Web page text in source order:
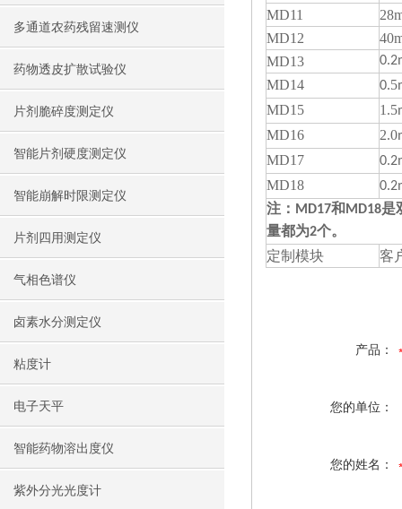
多通道农药残留速测仪
药物透皮扩散试验仪
片剂脆碎度测定仪
智能片剂硬度测定仪
智能崩解时限测定仪
片剂四用测定仪
气相色谱仪
卤素水分测定仪
粘度计
电子天平
智能药物溶出度仪
紫外分光光度计
MD11
MD12
MD13
MD14 0.5
MD15 1.5
MD16 2.0
MD17
MD18
注：MD17和MD18
量都为2个。
定制模块 客
产品：
您的单位：
您的姓名：